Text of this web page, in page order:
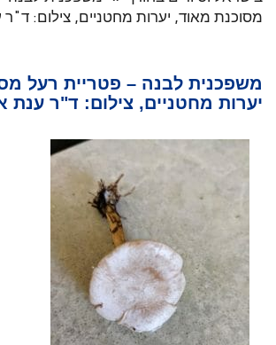
מסוכנת מאוד, יערות מחטניים, צילום:
משפכנית לבנה – פטריית רעל
יערות מחטניים, צילום: ד"ר ענת